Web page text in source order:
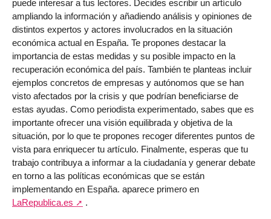
puede interesar a tus lectores. Decides escribir un artículo
ampliando la información y añadiendo análisis y opiniones de
distintos expertos y actores involucrados en la situación
económica actual en España. Te propones destacar la
importancia de estas medidas y su posible impacto en la
recuperación económica del país. También te planteas incluir
ejemplos concretos de empresas y autónomos que se han
visto afectados por la crisis y que podrían beneficiarse de
estas ayudas. Como periodista experimentado, sabes que es
importante ofrecer una visión equilibrada y objetiva de la
situación, por lo que te propones recoger diferentes puntos de
vista para enriquecer tu artículo. Finalmente, esperas que tu
trabajo contribuya a informar a la ciudadanía y generar debate
en torno a las políticas económicas que se están
implementando en España. aparece primero en
LaRepublica.es
.